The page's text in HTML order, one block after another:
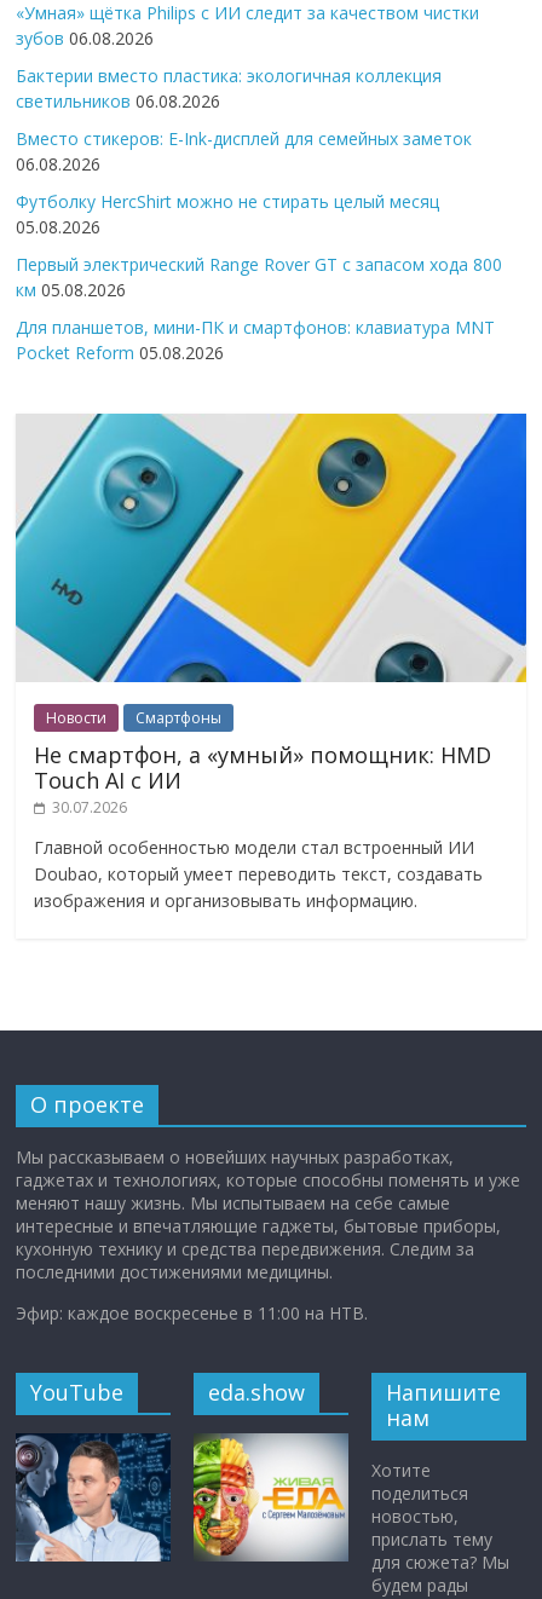
«Умная» щётка Philips с ИИ следит за качеством чистки
зубов 06.08.2026
Бактерии вместо пластика: экологичная коллекция
светильников 06.08.2026
Вместо стикеров: E-Ink-дисплей для семейных заметок
06.08.2026
Футболку HercShirt можно не стирать целый месяц
05.08.2026
Первый электрический Range Rover GT с запасом хода 800
км 05.08.2026
Для планшетов, мини-ПК и смартфонов: клавиатура MNT
Pocket Reform 05.08.2026
Новости Смартфоны
Не смартфон, а «умный» помощник: HMD
Touch AI с ИИ
30.07.2026
Главной особенностью модели стал встроенный ИИ
Doubao, который умеет переводить текст, создавать
изображения и организовывать информацию.
О проекте
Мы рассказываем о новейших научных разработках,
гаджетах и технологиях, которые способны поменять и уже
меняют нашу жизнь. Мы испытываем на себе самые
интересные и впечатляющие гаджеты, бытовые приборы,
кухонную технику и средства передвижения. Следим за
последними достижениями медицины.
Эфир: каждое воскресенье в 11:00 на НТВ.
YouTube eda.show
Напишите
нам
Хотите
поделиться
новостью,
прислать тему
для сюжета? Мы
будем рады